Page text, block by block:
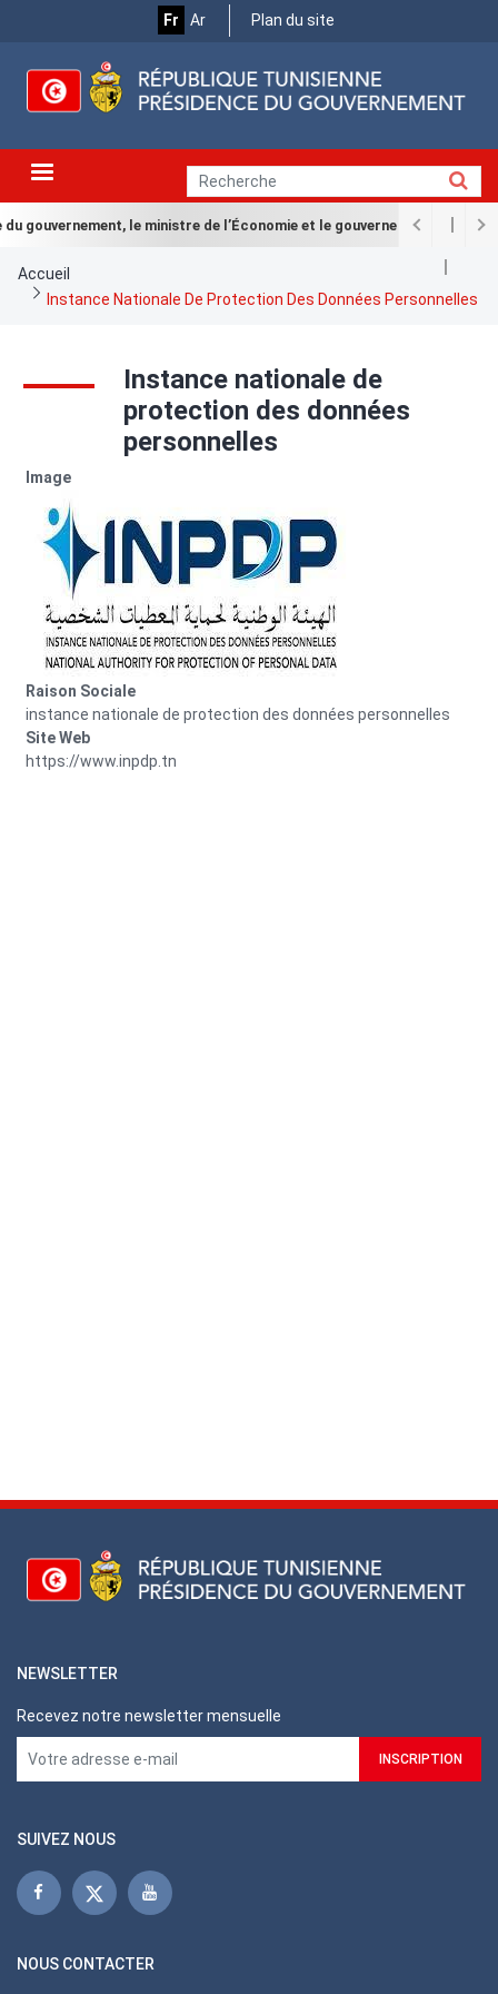
principal
Fr Ar
Menu
Plan du site
gouvernement, le ministre de l’Économie et le gouverneur de la BCT le
Fil
d'Ariane
Accueil
Instance Nationale De Protection Des Données Personnelles
Instance nationale de
protection des données
personnelles
Image
Image
Raison Sociale
instance nationale de protection des données personnelles
Site Web
https://www.inpdp.tn
NEWSLETTER
Recevez notre newsletter mensuelle
SUIVEZ NOUS
NOUS CONTACTER